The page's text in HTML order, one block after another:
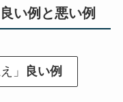
い例と悪い例
」 良い例